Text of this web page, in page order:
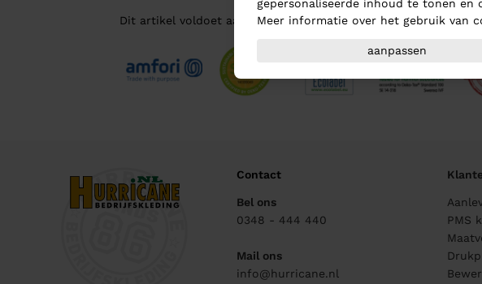
Dit artikel voldoet aan de volgende keurmerken:
Contact
Bel ons
0348 - 444 440
Mail ons
info@hurricane.nl
PMS
gepersonaliseerde inhoud te tonen
Meer informatie over het gebruik van
aanpassen